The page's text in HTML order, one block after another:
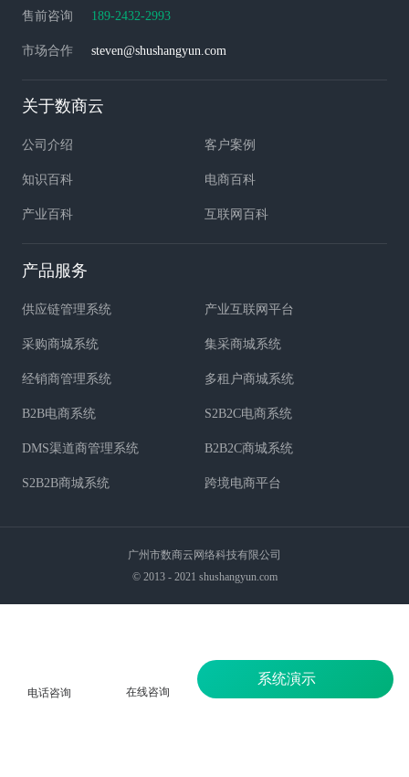
售前咨询 189-2432-2993
市场合作 steven@shushangyun.com
关于数商云
公司介绍 客户案例
知识百科 电商百科
产业百科 互联网百科
产品服务
供应链管理系统 产业互联网平台
采购商城系统 集采商城系统
经销商管理系统 多租户商城系统
B2B电商系统 S2B2C电商系统
DMS渠道商管理系统 B2B2C商城系统
S2B2B商城系统 跨境电商平台
广州市数商云网络科技有限公司
© 2013 - 2021 shushangyun.com
电话咨询 在线咨询
系统演示